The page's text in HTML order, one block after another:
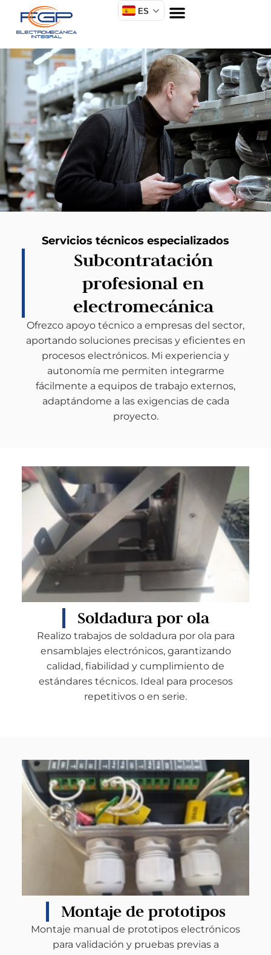
ES
Servicios técnicos especializados
Subcontratación
profesional en
electromecánica
Ofrezco apoyo técnico a empresas del sector,
aportando soluciones precisas y eficientes en
procesos electrónicos. Mi experiencia y
autonomía me permiten integrarme
fácilmente a equipos de trabajo externos,
adaptándome a las exigencias de cada
proyecto.
Soldadura por ola
Realizo trabajos de soldadura por ola para
ensamblajes electrónicos, garantizando
calidad, fiabilidad y cumplimiento de
estándares técnicos. Ideal para procesos
repetitivos o en serie.
Montaje de prototipos
Montaje manual de prototipos electrónicos
para validación y pruebas previas a